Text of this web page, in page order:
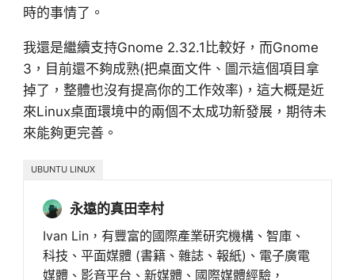
時的事情了。
我還是繼續支持Gnome 2.32.1比較好，而Gnome
3，目前還不夠成熟(把桌面文件、圖示這個項目拿
掉了，整體也沒有提高你的工作效率)，這大概是近
來Linux桌面環境中的兩個不太成功新發展，期待未
來能夠更完善。
UBUNTU LINUX
永遠的真田幸村
Ivan Lin，有豐富的國際產業研究機構、智庫、
科技、平面媒體 (書籍、雜誌、報紙)、電子廣電
媒體、影音平台、新媒體、國際媒體經驗，